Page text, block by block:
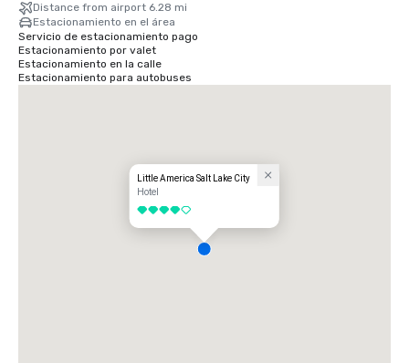
Distance from airport 6.28 mi
Estacionamiento en el área
Servicio de estacionamiento pago
Estacionamiento por valet
Estacionamiento en la calle
Estacionamiento para autobuses
Little America Salt Lake City
Hotel
4 de 5